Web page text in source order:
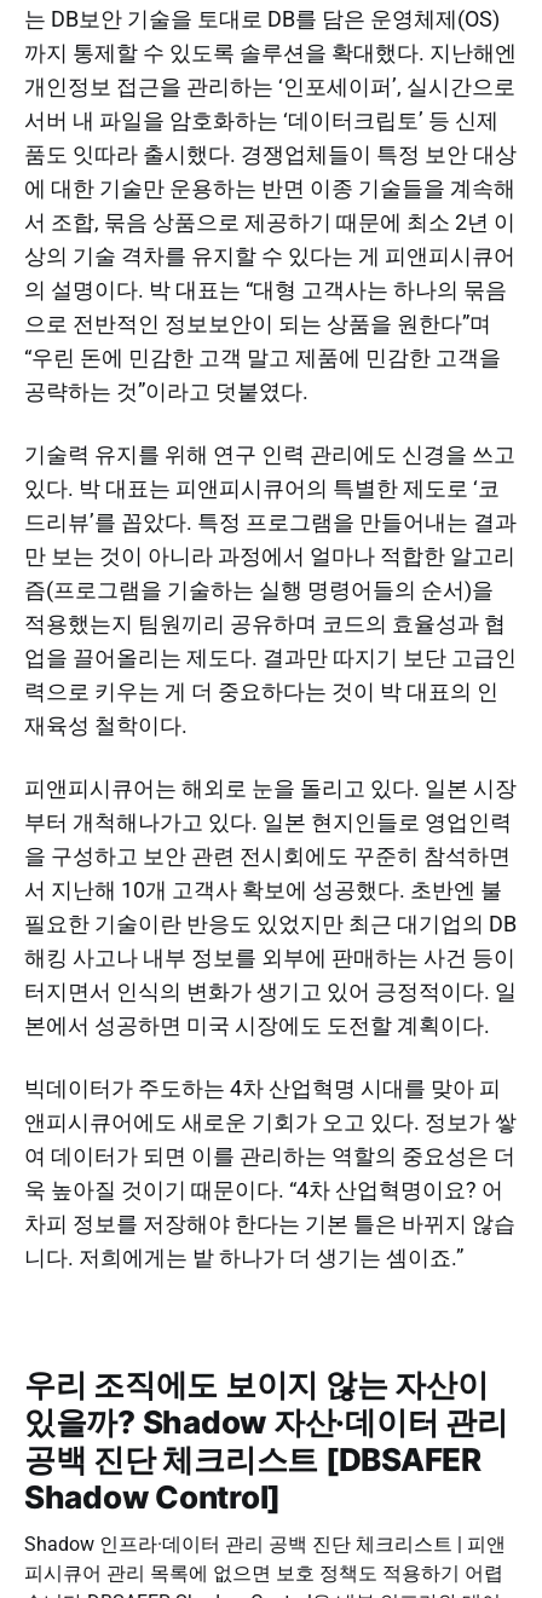
는 DB보안 기술을 토대로 DB를 담은 운영체제(OS)
까지 통제할 수 있도록 솔루션을 확대했다. 지난해엔
개인정보 접근을 관리하는 ‘인포세이퍼’, 실시간으로
서버 내 파일을 암호화하는 ‘데이터크립토’ 등 신제
품도 잇따라 출시했다. 경쟁업체들이 특정 보안 대상
에 대한 기술만 운용하는 반면 이종 기술들을 계속해
서 조합, 묶음 상품으로 제공하기 때문에 최소 2년 이
상의 기술 격차를 유지할 수 있다는 게 피앤피시큐어
의 설명이다. 박 대표는 “대형 고객사는 하나의 묶음
으로 전반적인 정보보안이 되는 상품을 원한다”며
“우린 돈에 민감한 고객 말고 제품에 민감한 고객을
공략하는 것”이라고 덧붙였다.
기술력 유지를 위해 연구 인력 관리에도 신경을 쓰고
있다. 박 대표는 피앤피시큐어의 특별한 제도로 ‘코
드리뷰’를 꼽았다. 특정 프로그램을 만들어내는 결과
만 보는 것이 아니라 과정에서 얼마나 적합한 알고리
즘(프로그램을 기술하는 실행 명령어들의 순서)을
적용했는지 팀원끼리 공유하며 코드의 효율성과 협
업을 끌어올리는 제도다. 결과만 따지기 보단 고급인
력으로 키우는 게 더 중요하다는 것이 박 대표의 인
재육성 철학이다.
피앤피시큐어는 해외로 눈을 돌리고 있다. 일본 시장
부터 개척해나가고 있다. 일본 현지인들로 영업인력
을 구성하고 보안 관련 전시회에도 꾸준히 참석하면
서 지난해 10개 고객사 확보에 성공했다. 초반엔 불
필요한 기술이란 반응도 있었지만 최근 대기업의 DB
해킹 사고나 내부 정보를 외부에 판매하는 사건 등이
터지면서 인식의 변화가 생기고 있어 긍정적이다. 일
본에서 성공하면 미국 시장에도 도전할 계획이다.
빅데이터가 주도하는 4차 산업혁명 시대를 맞아 피
앤피시큐어에도 새로운 기회가 오고 있다. 정보가 쌓
여 데이터가 되면 이를 관리하는 역할의 중요성은 더
욱 높아질 것이기 때문이다. “4차 산업혁명이요? 어
차피 정보를 저장해야 한다는 기본 틀은 바뀌지 않습
니다. 저희에게는 밭 하나가 더 생기는 셈이죠.”
우리 조직에도 보이지 않는 자산이
있을까? Shadow 자산·데이터 관리
공백 진단 체크리스트 [DBSAFER
Shadow Control]
Shadow 인프라·데이터 관리 공백 진단 체크리스트 | 피앤
피시큐어 관리 목록에 없으면 보호 정책도 적용하기 어렵